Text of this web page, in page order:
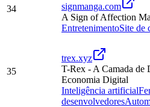
34
signmanga.com
A Sign of Affection
EntretenimentoSite de
35
trex.xyz
T-Rex - A Camada de
Economia Digital
Inteligência artificial
desenvolvedores